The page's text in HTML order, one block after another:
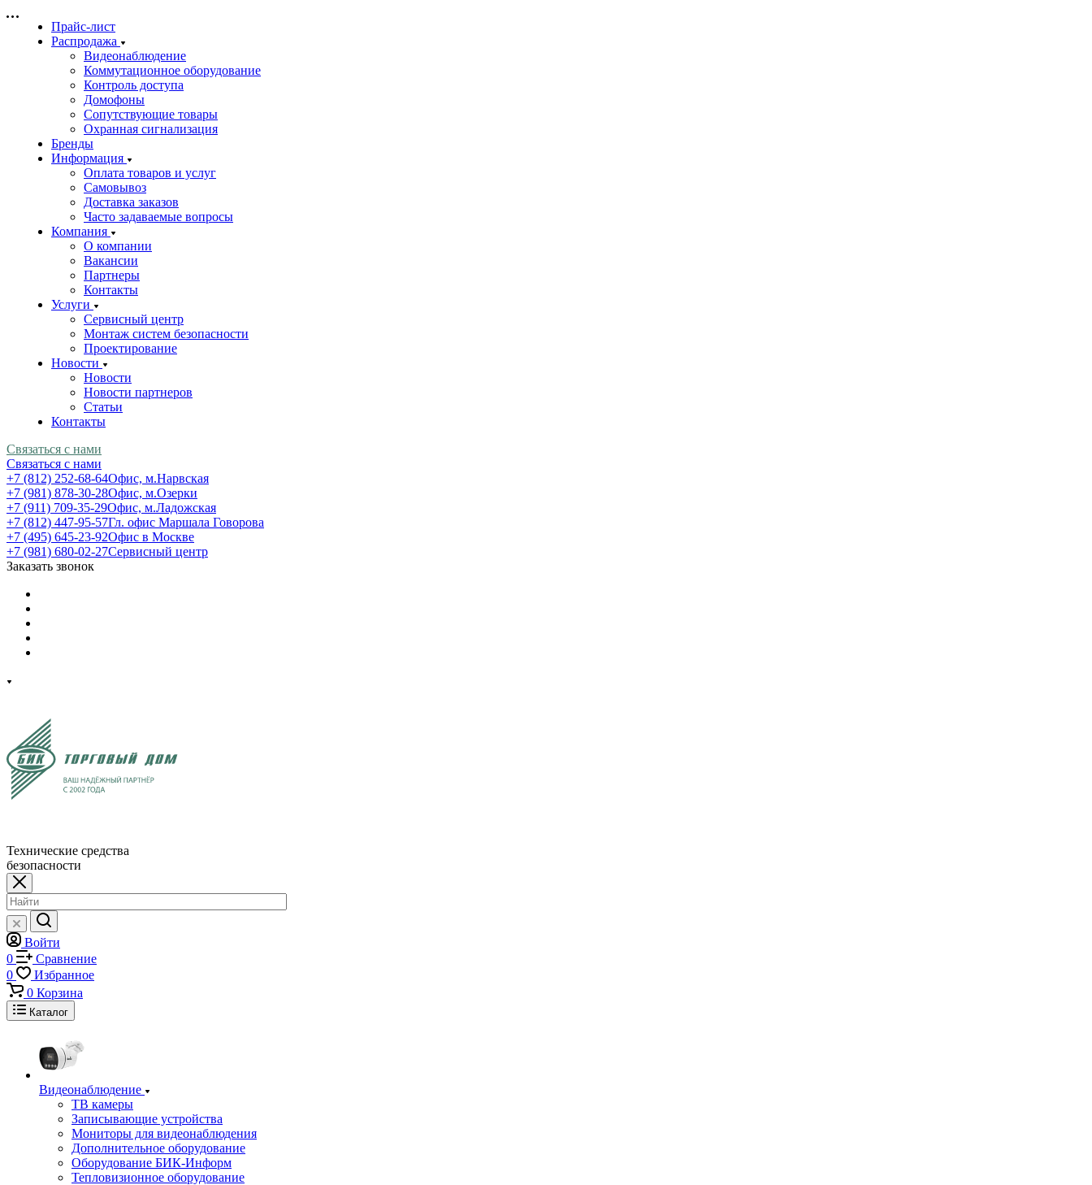
Прайс-лист
Распродажа
Видеонаблюдение
Коммутационное оборудование
Контроль доступа
Домофоны
Сопутствующие товары
Охранная сигнализация
Бренды
Информация
Оплата товаров и услуг
Самовывоз
Доставка заказов
Часто задаваемые вопросы
Компания
О компании
Вакансии
Партнеры
Контакты
Услуги
Сервисный центр
Монтаж систем безопасности
Проектирование
Новости
Новости
Новости партнеров
Статьи
Контакты
Связаться с нами
Связаться с нами
+7 (812) 252-68-64Офис, м.Нарвская
+7 (981) 878-30-28Офис, м.Озерки
+7 (911) 709-35-29Офис, м.Ладожская
+7 (812) 447-95-57Гл. офис Маршала Говорова
+7 (495) 645-23-92Офис в Москве
+7 (981) 680-02-27Сервисный центр
Заказать звонок
Технические средства
безопасности
Войти
0
Сравнение
0
Избранное
0 Корзина
Каталог
Видеонаблюдение
ТВ камеры
Записывающие устройства
Мониторы для видеонаблюдения
Дополнительное оборудование
Оборудование БИК-Информ
Тепловизионное оборудование